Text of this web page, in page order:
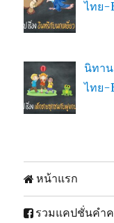
ไทย-
นิทาน
ไทย-
หน้าแรก
รวมแคปชั่นคำ